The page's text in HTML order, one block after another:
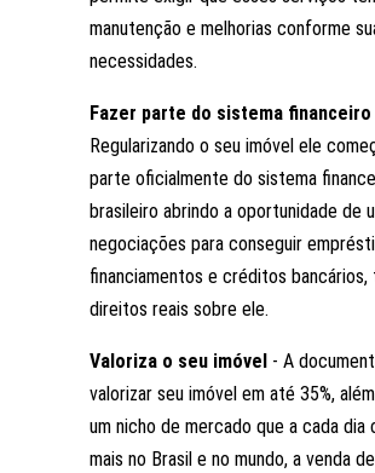
manutenção e melhorias conforme
necessidades.
Fazer parte do sistema financeiro
Regularizando o seu imóvel ele
parte oficialmente do sistema
brasileiro abrindo a oportunidade de
negociações para conseguir
financiamentos e créditos bancários,
direitos reais sobre ele.
Valoriza o seu imóvel - A
valorizar seu imóvel em até 35%,
um nicho de mercado que a cada dia
mais no Brasil e no mundo, a venda